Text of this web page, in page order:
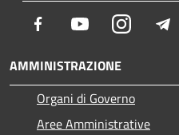
Facebook YoutubeInstagram
AMMINISTRAZIONE
Organi di Governo
Aree Amministrative